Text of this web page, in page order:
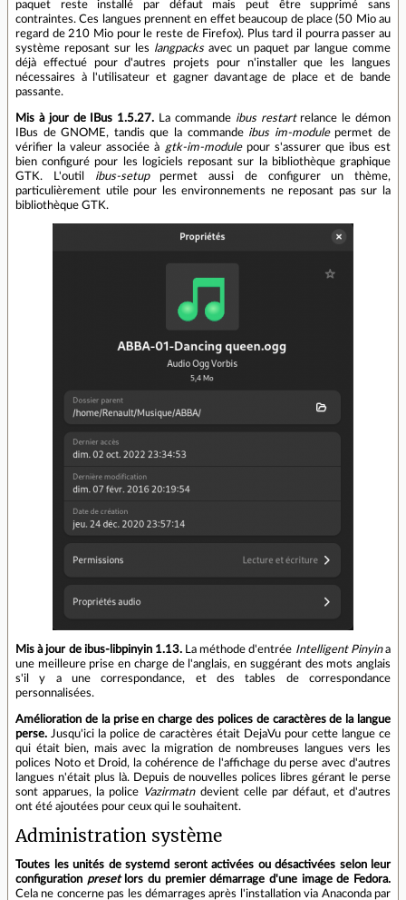
paquet reste installé par défaut mais peut être supprimé sans
contraintes. Ces langues prennent en effet beaucoup de place (50 Mio au
regard de 210 Mio pour le reste de Firefox). Plus tard il pourra passer au
système reposant sur les langpacksavec un paquet par langue comme
déjà effectué pour d'autres projets pour n'installer que les langues
nécessaires à l'utilisateur et gagner davantage de place et de bande
passante.
Mis à jour de IBus 1.5.27. La commande ibus restartrelance le démon
IBus de GNOME, tandis que la commande ibus im-modulepermet de
vérifier la valeur associée à gtk-im-modulepour s'assurer que ibus est
bien configuré pour les logiciels reposant sur la bibliothèque graphique
GTK. L'outil
ibus-setuppermet aussi de configurer un thème,
particulièrement utile pour les environnements ne reposant pas sur la
bibliothèque GTK.
Mis à jour de ibus-libpinyin 1.13.La méthode d'entrée Intelligent Pinyina
une meilleure prise en charge de l'anglais, en suggérant des mots anglais
s'il y a une correspondance, et des tables de correspondance
personnalisées.
Amélioration de la prise en charge des polices de caractères de la langue
perse. Jusqu'ici la police de caractères était DejaVu pour cette langue ce
qui était bien, mais avec la migration de nombreuses langues vers les
polices Noto et Droid, la cohérence de l'affichage du perse avec d'autres
langues n'était plus là. Depuis de nouvelles polices libres gérant le perse
sont apparues, la police Vazirmatndevient celle par défaut, et d'autres
ont été ajoutées pour ceux qui le souhaitent.
Administration système
Toutes les unités de systemd seront activées ou désactivées selon leur
configuration presetlors du premier démarrage d'une image de Fedora.
Cela ne concerne pas les démarrages après l'installation via Anaconda par